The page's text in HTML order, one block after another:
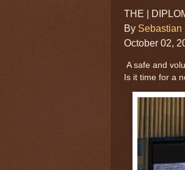
THE |
By Sebastian
October 02,
A safe and
Is it time for a